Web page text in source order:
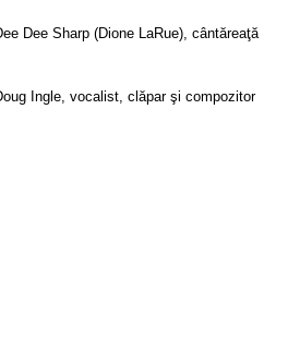
Dee Sharp (Dione LaRue), cântăreaţă
Ingle, vocalist, clăpar şi compozitor